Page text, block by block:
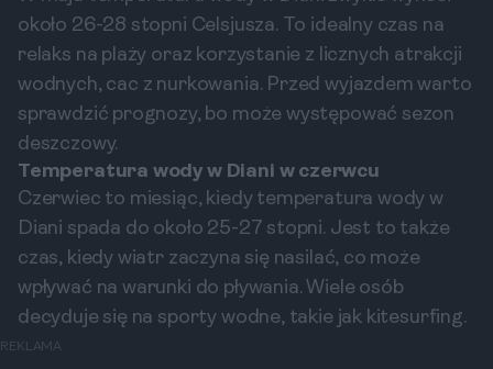
około 26-28 stopni Celsjusza. To idealny czas na
relaks na plaży oraz korzystanie z licznych atrakcji
wodnych, cac z nurkowania. Przed wyjazdem warto
sprawdzić prognozy, bo może występować sezon
deszczowy.
Temperatura wody w Diani w czerwcu
Czerwiec to miesiąc, kiedy temperatura wody w
Diani spada do około 25-27 stopni. Jest to także
czas, kiedy wiatr zaczyna się nasilać, co może
wpływać na warunki do pływania. Wiele osób
decyduje się na sporty wodne, takie jak kitesurfing.
REKLAMA